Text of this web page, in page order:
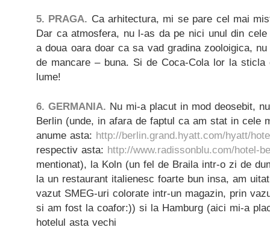
5. PRAGA. Ca arhitectura, mi se pare cel mai
Dar ca atmosfera, nu l-as da pe nici unul din
a doua oara doar ca sa vad gradina zooloigica,
de mancare – buna. Si de Coca-Cola lor la
lume!
6. GERMANIA. Nu mi-a placut in mod deosebit,
Berlin (unde, in afara de faptul ca am stat in cele
anume asta: http://berlin.grand.hyatt.com/hyatt/
respectiv asta: http://www.radissonblu.com/hotel-
mentionat), la Koln (un fel de Braila intr-o zi de
la un restaurant italienesc foarte bun insa, am
vazut SMEG-uri colorate intr-un magazin, prin
si am fost la coafor:)) si la Hamburg (aici mi-a
hotelul asta vechi